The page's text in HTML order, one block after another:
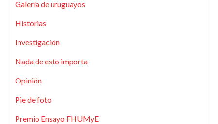
Galería de uruguayos
Historias
Investigación
Nada de esto importa
Opinión
Pie de foto
Premio Ensayo FHUMyE